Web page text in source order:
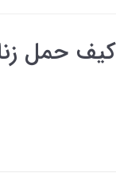
حمل